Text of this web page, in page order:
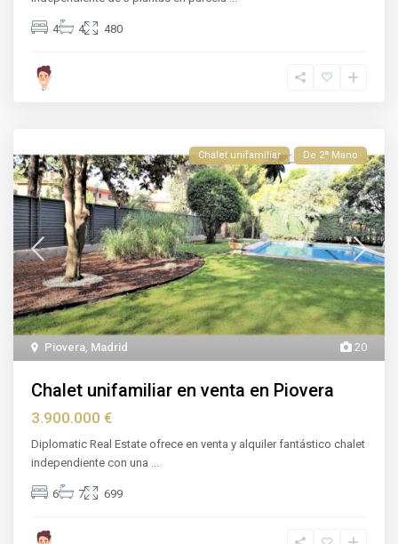
4 4 480
20
Piovera, Madrid
Chalet unifamiliar De 2ª Mano
Chalet unifamiliar en venta en Piovera
3.900.000 €
Diplomatic Real Estate ofrece en venta y alquiler fantástico chalet
independiente con una ...
6 7 699